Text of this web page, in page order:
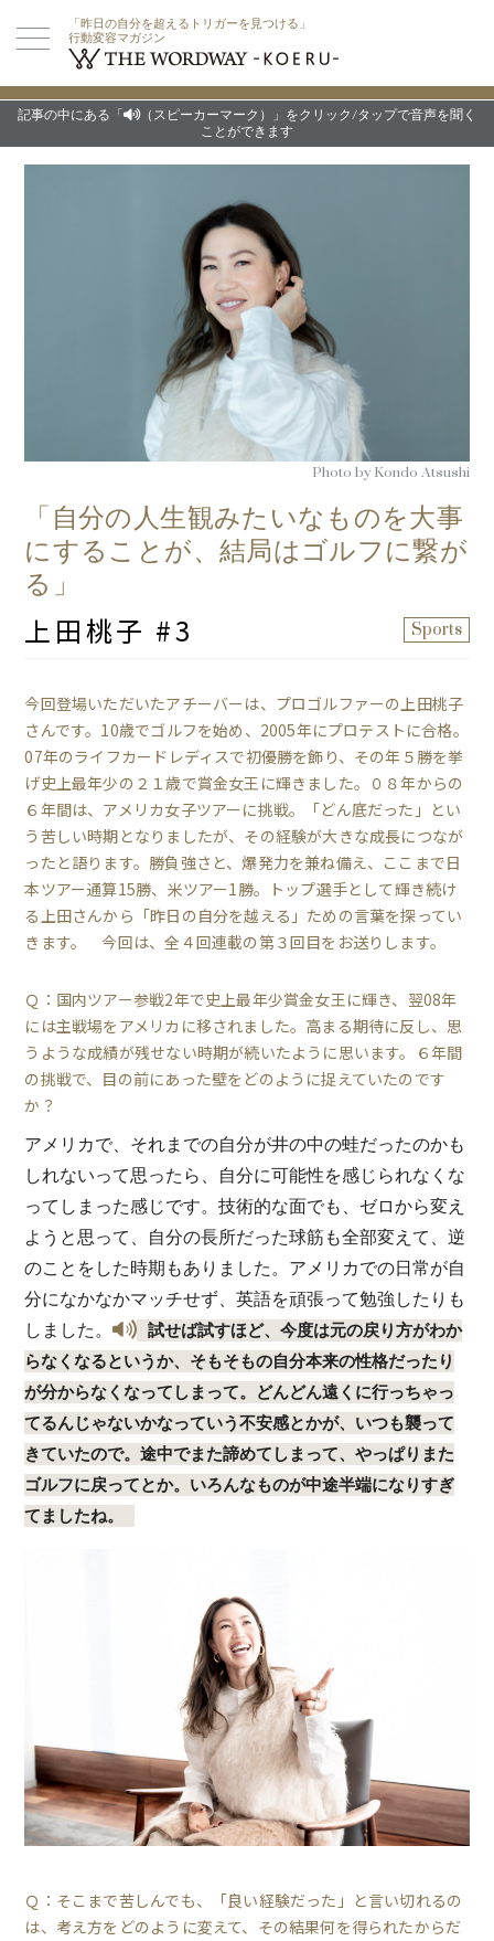
「昨日の自分を超えるトリガーを見つける」
行動変容マガジン
記事の中にある「
（スピーカーマーク）」をクリック/タップで音声を聞く
ことができます
Photo by Kondo Atsushi
「自分の人生観みたいなものを大事
にすることが、結局はゴルフに繋が
る」
上田桃子 #3 Sports
今回登場いただいたアチーバーは、プロゴルファーの上田桃子
さんです。10歳でゴルフを始め、2005年にプロテストに合格。
07年のライフカードレディスで初優勝を飾り、その年５勝を挙
げ史上最年少の２１歳で賞金女王に輝きました。０８年からの
６年間は、アメリカ女子ツアーに挑戦。「どん底だった」とい
う苦しい時期となりましたが、その経験が大きな成長につなが
ったと語ります。勝負強さと、爆発力を兼ね備え、ここまで日
本ツアー通算15勝、米ツアー1勝。トップ選手として輝き続け
る上田さんから「昨日の自分を越える」ための言葉を探ってい
きます。 今回は、全４回連載の第３回目をお送りします。
Ｑ：国内ツアー参戦2年で史上最年少賞金女王に輝き、翌08年
には主戦場をアメリカに移されました。高まる期待に反し、思
うような成績が残せない時期が続いたように思います。６年間
の挑戦で、目の前にあった壁をどのように捉えていたのです
か？
アメリカで、それまでの自分が井の中の蛙だったのかも
しれないって思ったら、自分に可能性を感じられなくな
ってしまった感じです。技術的な面でも、ゼロから変え
ようと思って、自分の長所だった球筋も全部変えて、逆
のことをした時期もありました。アメリカでの日常が自
分になかなかマッチせず、英語を頑張って勉強したりも
しました。
試せば試すほど、今度は元の戻り方がわか
らなくなるというか、そもそもの自分本来の性格だったり
が分からなくなってしまって。どんどん遠くに行っちゃっ
てるんじゃないかなっていう不安感とかが、いつも襲って
きていたので。途中でまた諦めてしまって、やっぱりまた
ゴルフに戻ってとか。いろんなものが中途半端になりすぎ
てましたね。
Ｑ：そこまで苦しんでも、「良い経験だった」と言い切れるの
は、考え方をどのように変えて、その結果何を得られたからだ